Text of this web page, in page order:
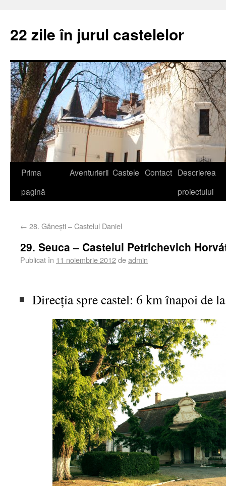
22 zile în jurul castelelor
Prima
pagină
Aventurierii Castele Contact Descrierea
proiectului
← 28. Găneşti – Castelul Daniel
29. Seuca – Castelul Petrichevich
Publicat în 11 noiembrie 2012deadmin
Direcţia spre castel: 6 km înapoide